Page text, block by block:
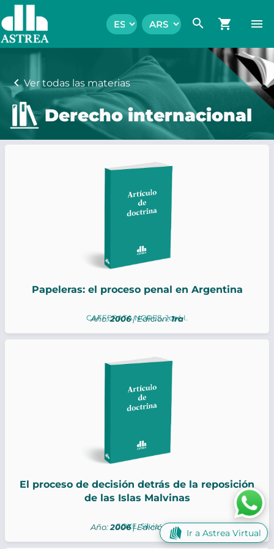
search shopping_cart menu
chevron_leftVer todas las materias
Derecho internacional
Papeleras: el proceso penal en Argentina
CAFFERATA NORES, José I.
Año:2006| Edición:1ra
El proceso de decisión detrás de la reposición
de las Islas Malvinas
COXE, Silvia
Año:2006| Edición: 1ra
Ir a Astrea Virtual